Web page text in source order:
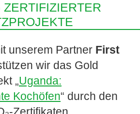
ZERTIFIZIERTER
unserem Partner First
wir das Gold
„Uganda:
Kochöfen“ durch den